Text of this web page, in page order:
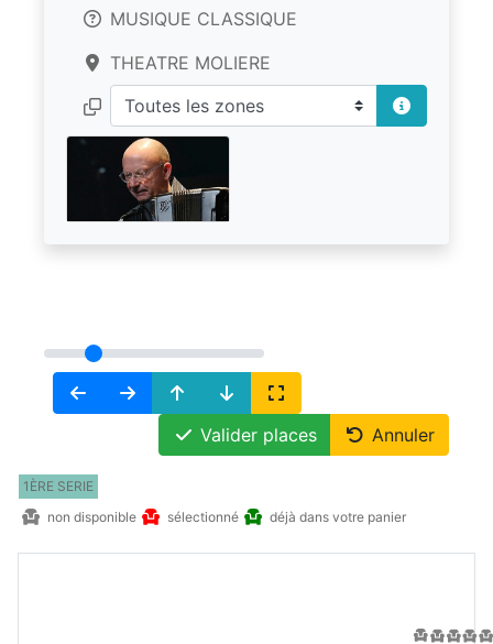
MUSIQUE CLASSIQUE
THEATRE MOLIERE
Valider places Annuler
1ÈRE SERIE
non disponible
sélectionné déjà dans votre panier